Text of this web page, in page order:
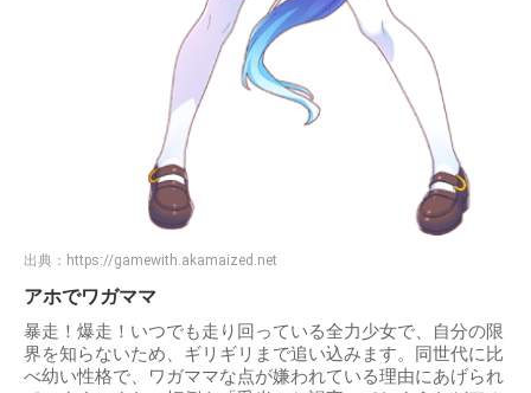
出典： https://gamewith.akamaized.net
アホでワガママ
暴走！爆走！いつでも走り回っている全力少女で、自分の限
界を知らないため、ギリギリまで追い込みます。同世代に比
べ幼い性格で、ワガママな点が嫌われている理由にあげられ